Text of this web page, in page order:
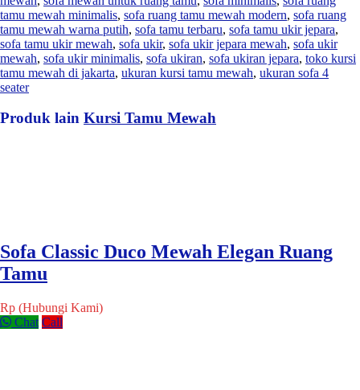
tamu mewah minimalis, sofa ruang tamu mewah modern, sofa ruang
tamu mewah warna putih, sofa tamu terbaru, sofa tamu ukir jepara,
sofa tamu ukir mewah, sofa ukir, sofa ukir jepara mewah, sofa ukir
mewah, sofa ukir minimalis, sofa ukiran, sofa ukiran jepara, toko kursi
tamu mewah di jakarta, ukuran kursi tamu mewah, ukuran sofa 4
seater
Produk lain Kursi Tamu Mewah
Sofa Classic Duco Mewah Elegan Ruang
Tamu
Rp (Hubungi Kami)
Chat Call